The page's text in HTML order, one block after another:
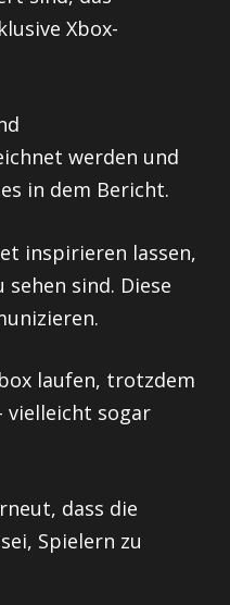
Xbox-
werden und
in dem Bericht.
inspirieren lassen,
sind. Diese
laufen, trotzdem
vielleicht sogar
dass die
Spielern zu